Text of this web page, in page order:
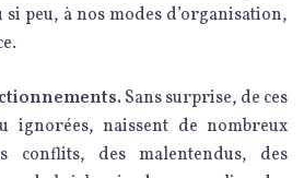
peu, à nos modes d’organisation,
Sans surprise, de ces
ignorées, naissent de nombreux
conflits, des malentendus, des